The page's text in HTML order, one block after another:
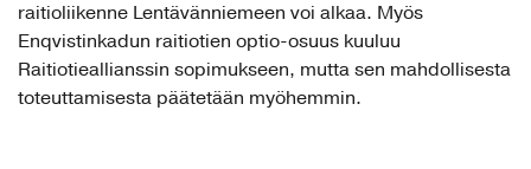
raitioliikenne Lentävänniemeen voi alkaa. Myös
Enqvistinkadun raitiotien optio-osuus kuuluu
Raitiotieallianssin sopimukseen, mutta sen mahdollisesta
toteuttamisesta päätetään myöhemmin.